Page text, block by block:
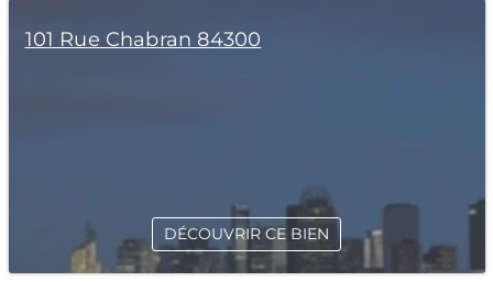
101 Rue Chabran 84300
DÉCOUVRIR CE BIEN